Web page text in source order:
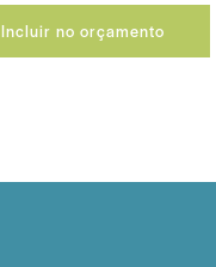
Incluir no orçamento